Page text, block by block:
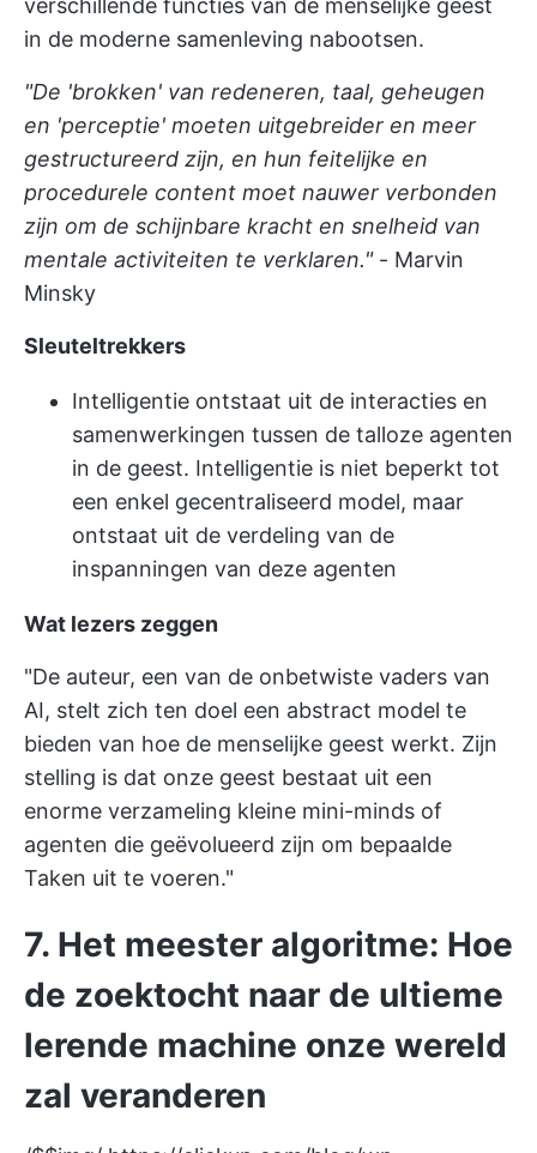
verschillende functies van de menselijke geest
in de moderne samenleving nabootsen.
"De 'brokken' van redeneren, taal, geheugen
en 'perceptie' moeten uitgebreider en meer
gestructureerd zijn, en hun feitelijke en
procedurele content moet nauwer verbonden
zijn om de schijnbare kracht en snelheid van
mentale activiteiten te verklaren."- Marvin
Minsky
Sleuteltrekkers
Intelligentie ontstaat uit de interacties en
samenwerkingen tussen de talloze agenten
in de geest. Intelligentie is niet beperkt tot
een enkel gecentraliseerd model, maar
ontstaat uit de verdeling van de
inspanningen van deze agenten
Wat lezers zeggen
"De auteur, een van de onbetwiste vaders van
AI, stelt zich ten doel een abstract model te
bieden van hoe de menselijke geest werkt. Zijn
stelling is dat onze geest bestaat uit een
enorme verzameling kleine mini-minds of
agenten die geëvolueerd zijn om bepaalde
Taken uit te voeren."
7. Het meester algoritme: Hoe
de zoektocht naar de ultieme
lerende machine onze wereld
zal veranderen